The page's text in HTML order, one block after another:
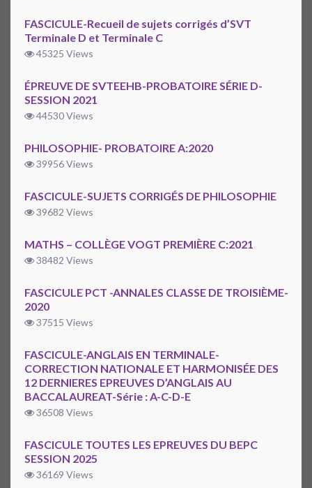
FASCICULE-Recueil de sujets corrigés d’SVT
Terminale D et Terminale C
45325 Views
ÉPREUVE DE SVTEEHB-PROBATOIRE SÉRIE D-
SESSION 2021
44530 Views
PHILOSOPHIE- PROBATOIRE A:2020
39956 Views
FASCICULE-SUJETS CORRIGÉS DE PHILOSOPHIE
39682 Views
MATHS – COLLÈGE VOGT PREMIÈRE C:2021
38482 Views
FASCICULE PCT -ANNALES CLASSE DE TROISIÈME-
2020
37515 Views
FASCICULE-ANGLAIS EN TERMINALE-
CORRECTION NATIONALE ET HARMONISÉE DES
12 DERNIERES EPREUVES D’ANGLAIS AU
BACCALAUREAT-Série : A-C-D-E
36508 Views
FASCICULE TOUTES LES EPREUVES DU BEPC
SESSION 2025
36169 Views